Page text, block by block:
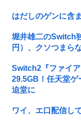
はだしのゲンに含
堀井雄二のSwitch
円）、クソつまら
Switch2『ファイ
29.5GB！任天堂ゲ
迫堂に
ワイ、エ口配信し